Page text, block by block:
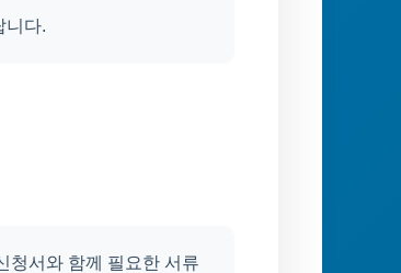
니다.
청서와 함께 필요한 서류